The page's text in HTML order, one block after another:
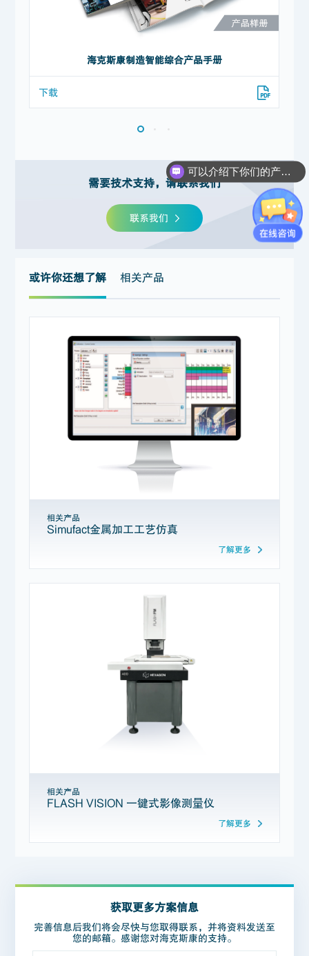
海克斯康制造智能综合产品手册
下载
需要技术支持，请联系我们
联系我们
或许你还想了解 相关产品
相关产品
Simufact金属加工工艺仿真
了解更多
相关产品
FLASH VISION 一键式影像测量仪
了解更多
获取更多方案信息
完善信息后我们将会尽快与您取得联系，并将资料发送至
您的邮箱。感谢您对海克斯康的支持。
可以介绍下你们的产品么？